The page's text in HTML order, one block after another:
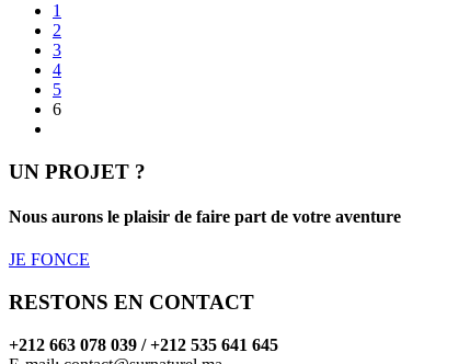
1
2
3
4
5
6
UN PROJET ?
Nous aurons le plaisir de faire part de votre aventure
JE FONCE
RESTONS EN CONTACT
+212 663 078 039 / +212 535 641 645